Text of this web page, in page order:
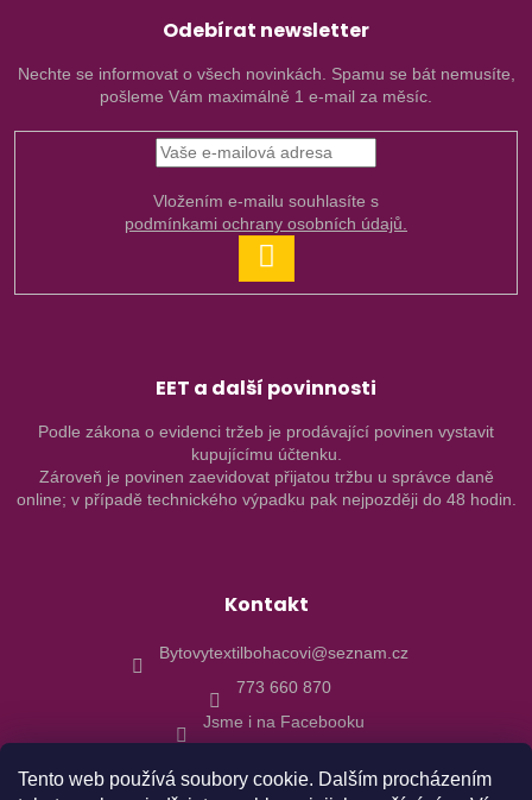
Tento web používá soubory cookie. Dalším procházením
Odebírat newsletter
Nechte se informovat o všech novinkách. Spamu se bát nemusíte,
pošleme Vám maximálně 1 e-mail za měsíc.
podmínkami ochrany osobních údajů.
SE
EET a další povinnosti
Podle zákona o evidenci tržeb je prodávající povinen vystavit
kupujícímu účtenku.
Zároveň je povinen zaevidovat přijatou tržbu u správce daně
online; v případě technického výpadku pak nejpozději do 48 hodin.
Kontakt
Bytovytextilbohacovi@seznam.cz
773 660 870
Jsme i na Facebooku